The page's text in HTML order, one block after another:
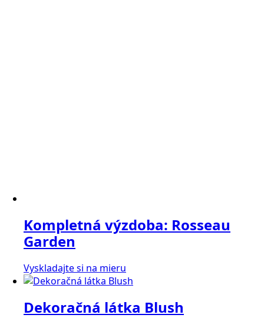
Kompletná výzdoba: Rosseau
Garden
Vyskladajte si na mieru
Dekoračná látka Blush